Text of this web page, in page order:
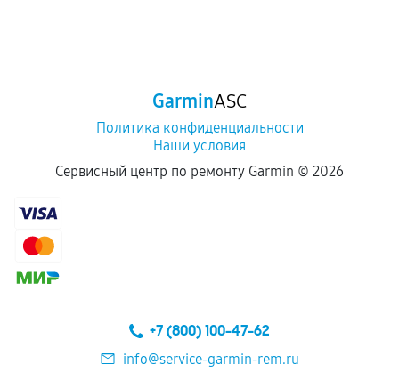
GarminASC
Политика конфиденциальности
Наши условия
Сервисный центр по ремонту Garmin © 2026
+7 (800) 100-47-62
info@service-garmin-rem.ru